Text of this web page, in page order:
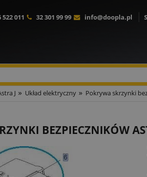
522 011 32 301 99 99 info@doopla.pl
J » Układ elektryczny » Pokrywa skrzynki
BEZPIECZNIKÓW